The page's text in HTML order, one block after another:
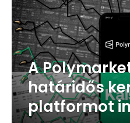
A
határidős
platformot